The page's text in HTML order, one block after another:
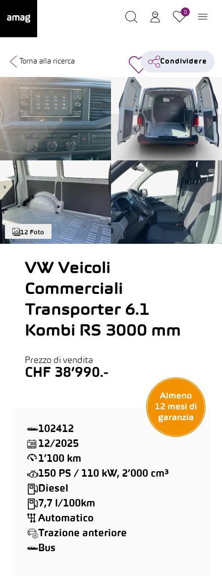
0
12 Foto
Torna alla ricerca Condividere
VW Veicoli
Commerciali
Transporter 6.1
Kombi RS 3000 mm
Prezzo di vendita
CHF 38’990.-
102412
12/2025
1’100 km
150 PS / 110 kW, 2’000 cm³
Diesel
7,7 l/100km
Automatico
Trazione anteriore
Bus